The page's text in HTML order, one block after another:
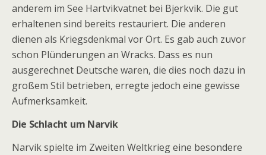
anderem im See Hartvikvatnet bei Bjerkvik. Die gut
erhaltenen sind bereits restauriert. Die anderen
dienen als Kriegsdenkmal vor Ort. Es gab auch zuvor
schon Plünderungen an Wracks. Dass es nun
ausgerechnet Deutsche waren, die dies noch dazu in
großem Stil betrieben, erregte jedoch eine gewisse
Aufmerksamkeit.
Die Schlacht um Narvik
Narvik spielte im Zweiten Weltkrieg eine besondere